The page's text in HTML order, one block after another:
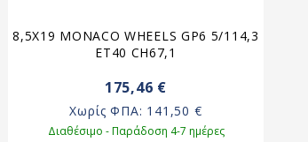
8,5X19 MONACO WHEELS GP6 5/114,3
ET40 CH67,1
175,46 €
Χωρίς ΦΠΑ: 141,50 €
Διαθέσιμο - Παράδοση 4-7 ημέρες